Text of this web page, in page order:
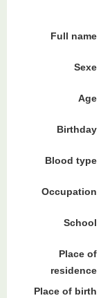
Full name
Sexe
Age
Birthday
Blood type
Occupation
School
Place of
residence
Place of birth